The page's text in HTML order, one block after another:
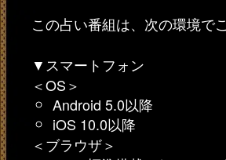
この占い番組は、次の環境で
▼スマートフォン
＜OS＞
Android 5.0以降
iOS 10.0以降
＜ブラウザ＞